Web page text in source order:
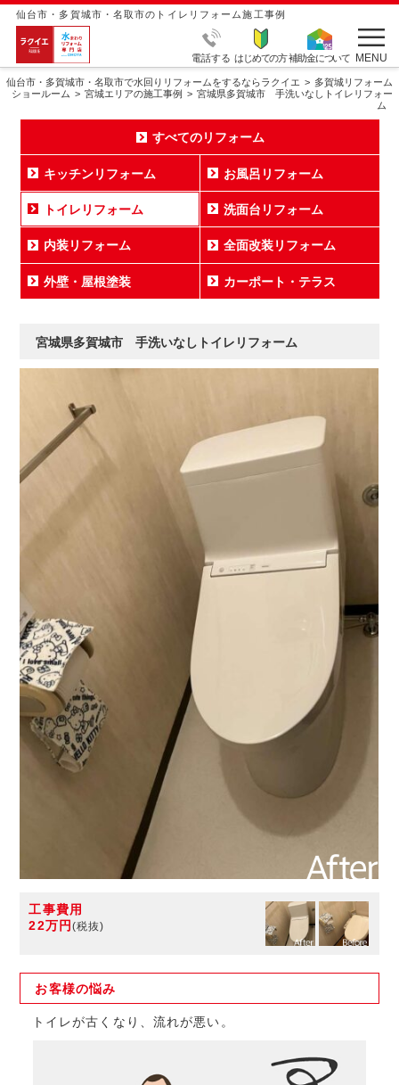
仙台市・多賀城市・名取市のトイレリフォーム施工事例
電話する はじめての方補助金について MENU
仙台市・多賀城市・名取市で水回りリフォームをするならラクイエ
多賀城リフォーム
ショールーム
宮城エリアの施工事例
宮城県多賀城市 手洗いなしトイレリフォー
ム
すべてのリフォーム
キッチンリフォーム お風呂リフォーム
トイレリフォーム 洗面台リフォーム
内装リフォーム 全面改装リフォーム
外壁・屋根塗装 カーポート・テラス
宮城県多賀城市 手洗いなしトイレリフォーム
工事費用
22万円 (税抜)
お客様の悩み
トイレが古くなり、流れが悪い。